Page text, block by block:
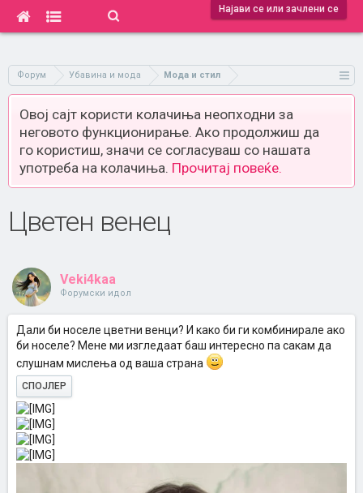
Најави се или зачлени се
Форум Убавина и мода Мода и стил
Овој сајт користи колачиња неопходни за
неговото функционирање. Ако продолжиш да
го користиш, значи се согласуваш со нашата
употреба на колачиња. Прочитај повеќе.
Цветен венец
Veki4kaa
Форумски идол
Дали би носеле цветни венци? И како би ги комбинирале ако
би носеле? Мене ми изгледаат баш интересно па сакам да
слушнам мислења од ваша страна
СПОЈЛЕР